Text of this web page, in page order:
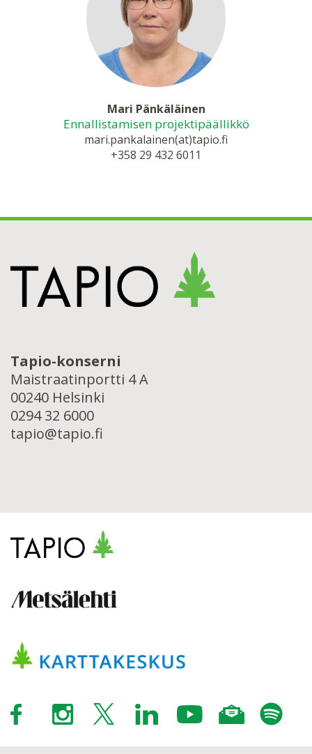
Mari Pänkäläinen
Ennallistamisen projektipäällikkö
mari.pankalainen(at)tapio.fi
+358 29 432 6011
Tapio-konserni
Maistraatinportti 4 A
00240 Helsinki
0294 32 6000
tapio@tapio.fi